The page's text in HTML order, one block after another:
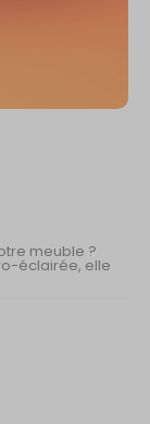
meuble ?
éclairée, elle